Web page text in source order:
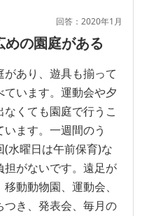
回答：2020年1月
の園庭がある
あり、遊具も揃って
います。運動会や夕
くても園庭で行うこ
ます。一週間のう
水曜日は午前保育)な
がないです。遠足が
動動物園、運動会、
つき、発表会、毎月の